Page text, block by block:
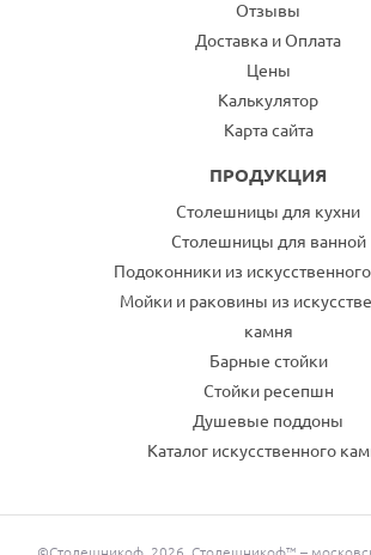
Отзывы
Доставка и Оплата
Цены
Калькулятор
Карта сайта
ПРОДУКЦИЯ
Столешницы для кухни
Столешницы для ванной
Подоконники из
Мойки и раковины из
камня
Барные стойки
Стойки ресепшн
Душевые поддоны
Каталог искусственного